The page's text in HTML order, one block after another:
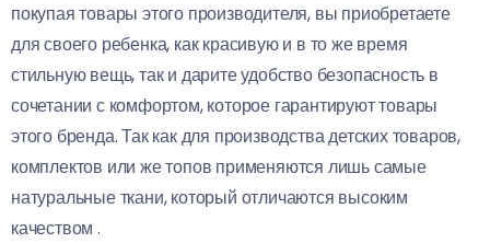
покупая товары этого производителя, вы приобретаете
для своего ребенка, как красивую и в то же время
стильную вещь, так и дарите удобство безопасность в
сочетании с комфортом, которое гарантируют товары
этого бренда. Так как для производства детских товаров,
комплектов или же топов применяются лишь самые
натуральные ткани, который отличаются высоким
качеством .